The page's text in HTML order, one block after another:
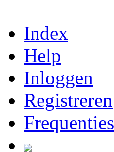
Index
Help
Inloggen
Registreren
Frequenties